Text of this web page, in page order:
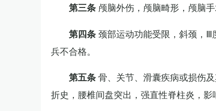
第三条 颅脑外伤，颅脑畸形，颅脑
第四条颈部运动功能受限，斜颈，
兵不合格。
第五条骨、关节、滑囊疾病或损伤
折史，腰椎间盘突出，强直性脊柱炎，影